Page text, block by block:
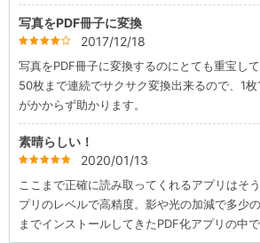
写真をPDF冊子に変換
starstarstarstarstarempty 2017/12/18
写真をPDF冊子に変換するのにとても重宝して
50枚まで連続でサクサク変換出来るので、1
がかからず助かります。
素晴らしい！
starstarstarstarstar 2020/01/13
ここまで正確に読み取ってくれるアプリはそ
プリのレベルで高精度。影や光の加減で多少
までインストールしてきたPDF化アプリの中